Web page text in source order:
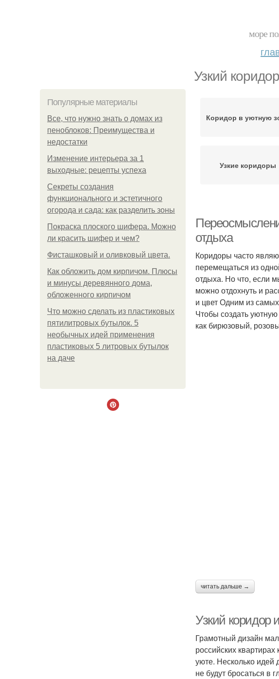
море
Узкий коридор
Популярные материалы
Все, что нужно знать о домах из
пеноблоков: Преимущества и
недостатки
Изменение интерьера за 1
выходные: рецепты успеха
Секреты создания
функционального и эстетичного
огорода и сада: как разделить зоны
Покраска плоского шифера. Можно
ли красить шифер и чем?
Фисташковый и оливковый цвета.
Как обложить дом кирпичом. Плюсы
и минусы деревянного дома,
обложенного кирпичом
Что можно сделать из пластиковых
пятилитровых бутылок. 5
необычных идей применения
пластиковых 5 литровых бутылок
на даче
Коридор в уютную
Узкие коридоры
Ниша в коридоре
Идеи для коридора
отдыха
Коридоры часто
перемещаться из
отдыха. Но что, если
можно отдохнуть и
и цвет Одним из
Чтобы создать
как бирюзовый,
читать дальше →
Узкий коридор
Грамотный дизайн
российских
уюте. Несколько идей
не будут бросаться в